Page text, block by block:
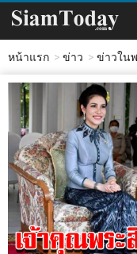
หน้าแรก ข่าว ข่าวใน